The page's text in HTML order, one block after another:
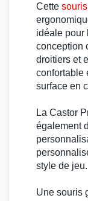
Cette
idéale pour
conception
droitiers et
confortable
surface en
La Castor
également
style de jeu.
Une souris